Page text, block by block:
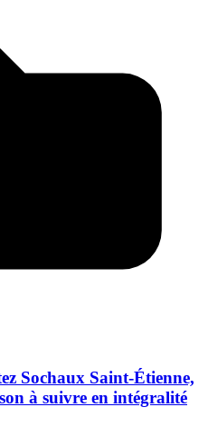
Sochaux Saint-Étienne,
à suivre en intégralité